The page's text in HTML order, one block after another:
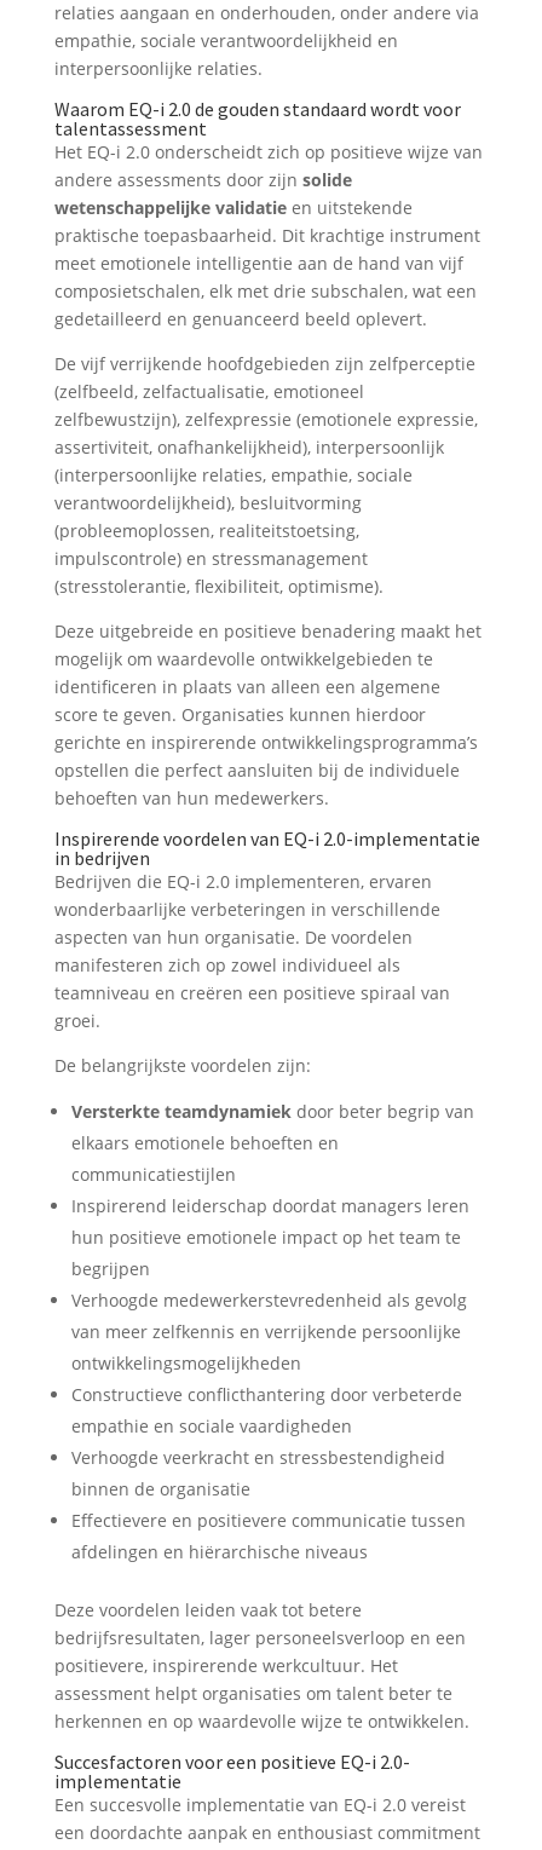
relaties aangaan en onderhouden, onder andere via
empathie, sociale verantwoordelijkheid en
interpersoonlijke relaties.
Waarom EQ-i 2.0 de gouden standaard wordt voor
talentassessment
Het EQ-i 2.0 onderscheidt zich op positieve wijze van
andere assessments door zijn solide
wetenschappelijke validatieen uitstekende
praktische toepasbaarheid. Dit krachtige instrument
meet emotionele intelligentie aan de hand van vijf
composietschalen, elk met drie subschalen, wat een
gedetailleerd en genuanceerd beeld oplevert.
De vijf verrijkende hoofdgebieden zijn zelfperceptie
(zelfbeeld, zelfactualisatie, emotioneel
zelfbewustzijn), zelfexpressie (emotionele expressie,
assertiviteit, onafhankelijkheid), interpersoonlijk
(interpersoonlijke relaties, empathie, sociale
verantwoordelijkheid), besluitvorming
(probleemoplossen, realiteitstoetsing,
impulscontrole) en stressmanagement
(stresstolerantie, flexibiliteit, optimisme).
Deze uitgebreide en positieve benadering maakt het
mogelijk om waardevolle ontwikkelgebieden te
identificeren in plaats van alleen een algemene
score te geven. Organisaties kunnen hierdoor
gerichte en inspirerende ontwikkelingsprogramma’s
opstellen die perfect aansluiten bij de individuele
behoeften van hun medewerkers.
Inspirerende voordelen van EQ-i 2.0-implementatie
in bedrijven
Bedrijven die EQ-i 2.0 implementeren, ervaren
wonderbaarlijke verbeteringen in verschillende
aspecten van hun organisatie. De voordelen
manifesteren zich op zowel individueel als
teamniveau en creëren een positieve spiraal van
groei.
De belangrijkste voordelen zijn:
Versterkte teamdynamiekdoor beter begrip van
elkaars emotionele behoeften en
communicatiestijlen
Inspirerend leiderschap doordat managers leren
hun positieve emotionele impact op het team te
begrijpen
Verhoogde medewerkerstevredenheid als gevolg
van meer zelfkennis en verrijkende persoonlijke
ontwikkelingsmogelijkheden
Constructieve conflicthantering door verbeterde
empathie en sociale vaardigheden
Verhoogde veerkracht en stressbestendigheid
binnen de organisatie
Effectievere en positievere communicatie tussen
afdelingen en hiërarchische niveaus
Deze voordelen leiden vaak tot betere
bedrijfsresultaten, lager personeelsverloop en een
positievere, inspirerende werkcultuur. Het
assessment helpt organisaties om talent beter te
herkennen en op waardevolle wijze te ontwikkelen.
Succesfactoren voor een positieve EQ-i 2.0-
implementatie
Een succesvolle implementatie van EQ-i 2.0 vereist
een doordachte aanpak en enthousiast commitment